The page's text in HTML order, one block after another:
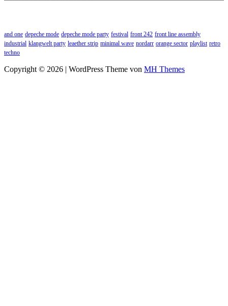
and one depeche mode depeche mode party festival front 242 front line assembly
industrial klangwelt party leaether strip minimal wave nordarr orange sector playlist retro
techno
Copyright © 2026 | WordPress Theme von MH Themes